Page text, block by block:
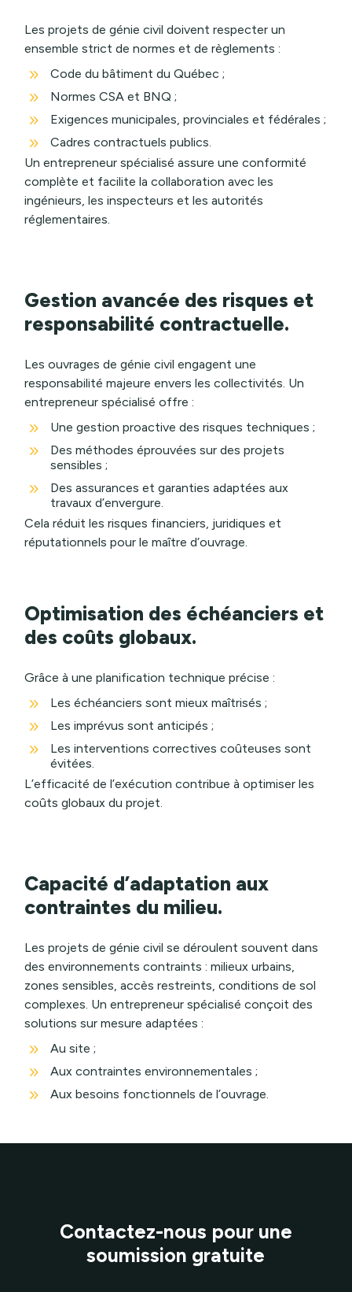
Les projets de génie civil doivent respecter un
ensemble strict de normes et de règlements :
9 Code du bâtiment du Québec ;
9 Normes CSA et BNQ ;
9 Exigences municipales, provinciales et fédérales ;
9
Cadres contractuels publics.
Un entrepreneur spécialisé assure une conformité
complète et facilite la collaboration avec les
ingénieurs, les inspecteurs et les autorités
réglementaires.
Gestion avancée des risques et
responsabilité contractuelle.
Les ouvrages de génie civil engagent une
responsabilité majeure envers les collectivités. Un
entrepreneur spécialisé offre :
9 Une gestion proactive des risques techniques ;
9
Des méthodes éprouvées sur des projets
sensibles ;
9
Des assurances et garanties adaptées aux
travaux d’envergure.
Cela réduit les risques financiers, juridiques et
réputationnels pour le maître d’ouvrage.
Optimisation des échéanciers et
des coûts globaux.
Grâce à une planification technique précise :
9 Les échéanciers sont mieux maîtrisés ;
9 Les imprévus sont anticipés ;
9
Les interventions correctives coûteuses sont
évitées.
L’efficacité de l’exécution contribue à optimiser les
coûts globaux du projet.
Capacité d’adaptation aux
contraintes du milieu.
Les projets de génie civil se déroulent souvent dans
des environnements contraints : milieux urbains,
zones sensibles, accès restreints, conditions de sol
complexes. Un entrepreneur spécialisé conçoit des
solutions sur mesure adaptées :
9 Au site ;
9 Aux contraintes environnementales ;
9 Aux besoins fonctionnels de l’ouvrage.
Contactez-nous pour une
soumission gratuite